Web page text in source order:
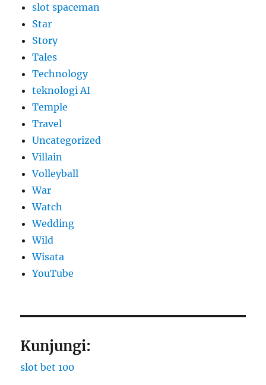
slot spaceman
Star
Story
Tales
Technology
teknologi AI
Temple
Travel
Uncategorized
Villain
Volleyball
War
Watch
Wedding
Wild
Wisata
YouTube
Kunjungi:
slot bet 100